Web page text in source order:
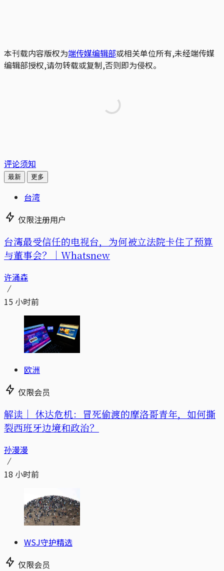
本刊载内容版权为端传媒编辑部或相关单位所有,未经端传媒
编辑部授权,请勿转载或复制,否则即为侵权。
评论须知
最新 更多
台湾
仅限注册用户
台湾最受信任的电视台，为何被立法院卡住了预算
与董事会？｜Whatsnew
许涌森
15 小时前
欧洲
仅限会员
解读｜ 休达危机：冒死偷渡的摩洛哥青年，如何撕
裂西班牙边境和政治？
孙漫漫
18 小时前
WSJ守护精选
仅限会员